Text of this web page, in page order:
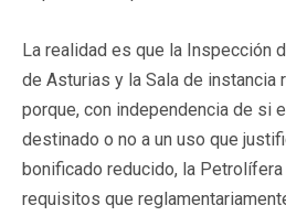
La realidad es que la Inspección
de Asturias y la Sala de instancia
porque, con independencia de si
destinado o no a un uso que
bonificado reducido, la
requisitos que